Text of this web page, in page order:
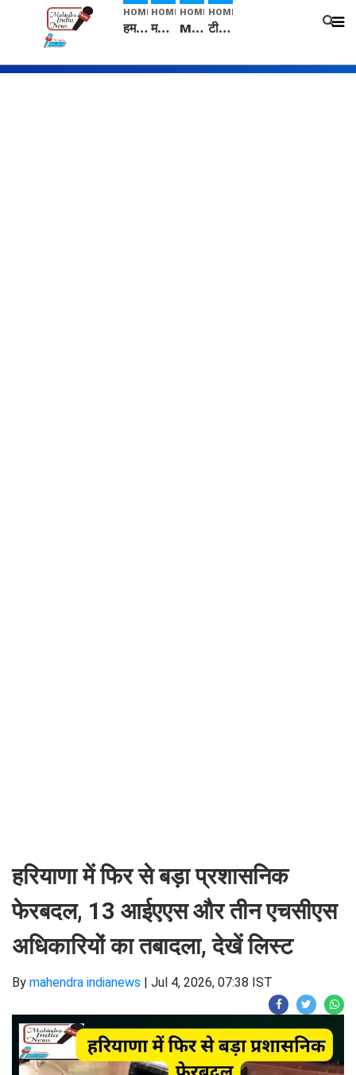
HOME
हम सनातनी..." सांसद kangana Ranaut से क्या बोली लड़की? Viral Jantar-Mantar | CJP protest
HOME
मनीषा हत्याकांड: हत्या, आत्महत्या या कोई बड़ा राज? | Full Story | Josh Haryana
HOME
Mangalsutra: हिंदू धर्म में शादी के बाद मंगलसूत्र क्यों पहनती है महिलाएं, किसने शुरु की ये परंपरा
HOME
टीम बीकेई ने एग्रीकल्चर ग्रेड की यूरिया खाद गट्टों में बदलकर टेक्निकल ग्रेड में बेचने वालों पर करवाई कार्रवाई: लखविंदर सिंह औलख
हरियाणा में फिर से बड़ा प्रशासनिक
फेरबदल, 13 आईएएस और तीन एचसीएस
अधिकारियों का तबादला, देखें लिस्ट
By mahendra indianews | Jul 4, 2026, 07:38 IST